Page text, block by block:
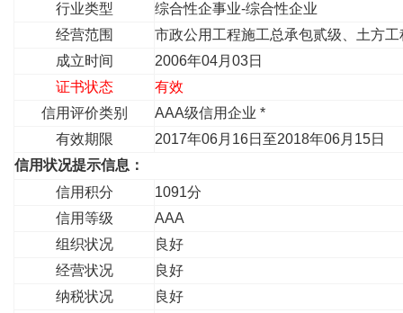
行业类型
综合性企事业-综合性企业
经营范围
市政公用工程施工总承包贰级、土方
成立时间
2006年04月03日
证书状态
有效
信用评价类别
AAA级信用企业 *
有效期限
2017年06月16日至2018年06月15日
信用状况提示信息：
信用积分
1091分
信用等级
AAA
组织状况
良好
经营状况
良好
纳税状况
良好